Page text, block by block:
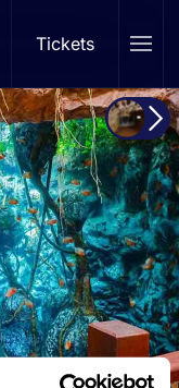
Tickets